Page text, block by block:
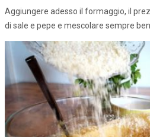
Aggiungere adesso il formaggio, il
di sale e pepe e mescolare sempre